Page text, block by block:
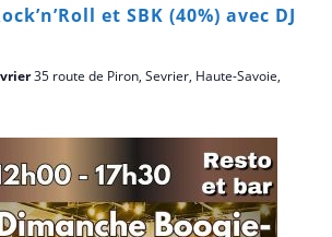
et SBK (40%) avec DJ
35 route de Piron, Sevrier, Haute-Savoie,